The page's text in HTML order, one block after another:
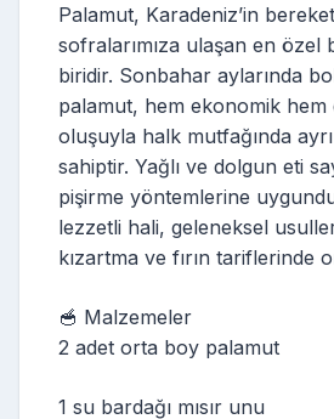
Palamut, Karadeniz’in
sofralarımıza ulaşan en özel
biridir. Sonbahar aylarında
palamut, hem ekonomik hem
oluşuyla halk mutfağında
sahiptir. Yağlı ve dolgun eti
pişirme yöntemlerine
lezzetli hali, geleneksel
kızartma ve fırın tariflerinde
🥣 Malzemeler
2 adet orta boy palamut
1 su bardağı mısır unu